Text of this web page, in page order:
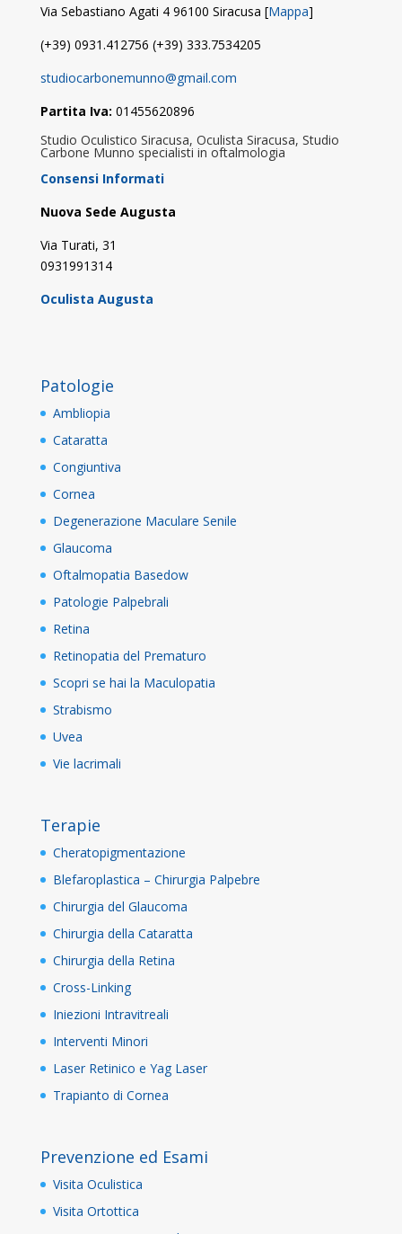
Via Sebastiano Agati 4 96100 Siracusa [Mappa]
(+39) 0931.412756 (+39) 333.7534205
studiocarbonemunno@gmail.com
Partita Iva: 01455620896
Studio Oculistico Siracusa, Oculista Siracusa, Studio
Carbone Munno specialisti in oftalmologia
Consensi Informati
Nuova Sede Augusta
Via Turati, 31
0931991314
Oculista Augusta
Patologie
Ambliopia
Cataratta
Congiuntiva
Cornea
Degenerazione Maculare Senile
Glaucoma
Oftalmopatia Basedow
Patologie Palpebrali
Retina
Retinopatia del Prematuro
Scopri se hai la Maculopatia
Strabismo
Uvea
Vie lacrimali
Terapie
Cheratopigmentazione
Blefaroplastica – Chirurgia Palpebre
Chirurgia del Glaucoma
Chirurgia della Cataratta
Chirurgia della Retina
Cross-Linking
Iniezioni Intravitreali
Interventi Minori
Laser Retinico e Yag Laser
Trapianto di Cornea
Prevenzione ed Esami
Visita Oculistica
Visita Ortottica